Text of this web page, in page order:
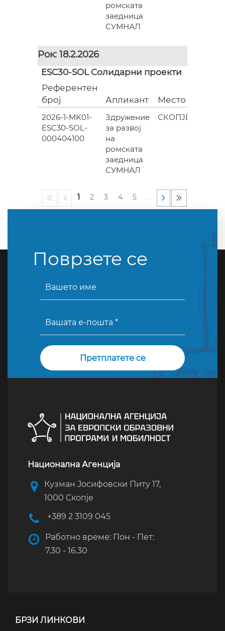
ромската
заедница
СУМНАЛ
Рок: 18.2.2026
ESC30-SOL Солидарни проекти
Референтен
број
Апликант Место
2026-1-MK01-
ESC30-SOL-
000404100
Здружение
за развој
на
ромската
заедница
СУМНАЛ
СКОПЈЕ
1 2 3 4 5 …
Поврзете се
Национална Агенција
Кузман Јосифовски Питу 17,
1000 Скопје
+389 2 3109 045
Работно време: Пон - Пет:
7.30 - 16.30
БРЗИ ЛИНКОВИ